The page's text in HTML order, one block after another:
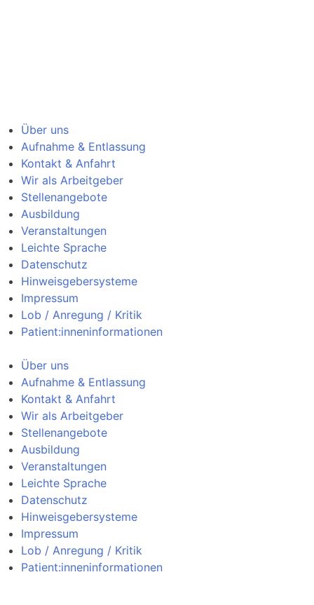
Über uns
Aufnahme & Entlassung
Kontakt & Anfahrt
Wir als Arbeitgeber
Stellenangebote
Ausbildung
Veranstaltungen
Leichte Sprache
Datenschutz
Hinweisgebersysteme
Impressum
Lob / Anregung / Kritik
Patient:inneninformationen
Über uns
Aufnahme & Entlassung
Kontakt & Anfahrt
Wir als Arbeitgeber
Stellenangebote
Ausbildung
Veranstaltungen
Leichte Sprache
Datenschutz
Hinweisgebersysteme
Impressum
Lob / Anregung / Kritik
Patient:inneninformationen